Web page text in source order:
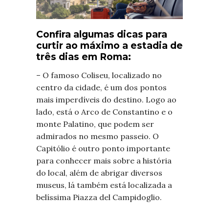
Confira algumas dicas para
curtir ao máximo a estadia de
três dias em Roma:
– O famoso Coliseu, localizado no
centro da cidade, é um dos pontos
mais imperdíveis do destino. Logo ao
lado, está o Arco de Constantino e o
monte Palatino, que podem ser
admirados no mesmo passeio. O
Capitólio é outro ponto importante
para conhecer mais sobre a história
do local, além de abrigar diversos
museus, lá também está localizada a
belíssima Piazza del Campidoglio.